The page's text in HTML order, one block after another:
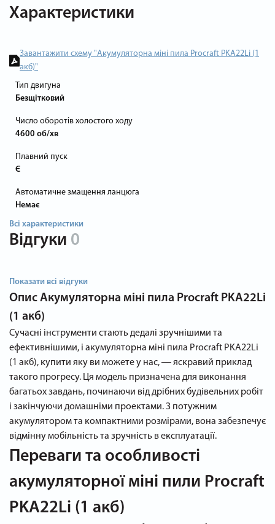
Характеристики
Завантажити схему "Акумуляторна міні пила Procraft PKA22Li (1
акб)"
Тип двигуна
Безщітковий
Число оборотів холостого ходу
4600 об/хв
Плавний пуск
Є
Автоматичне змащення ланцюга
Немає
Всі характеристики
Відгуки 0
Показати всі відгуки
Опис Акумуляторна міні пила Procraft PKA22Li
(1 акб)
Сучасні інструменти стають дедалі зручнішими та
ефективнішими, і акумуляторна міні пила Procraft PKA22Li
(1 акб), купити яку ви можете у нас, ― яскравий приклад
такого прогресу. Ця модель призначена для виконання
багатьох завдань, починаючи від дрібних будівельних робіт
і закінчуючи домашніми проектами. З потужним
акумулятором та компактними розмірами, вона забезпечує
відмінну мобільність та зручність в експлуатації.
Переваги та особливості
акумуляторної міні пили Procraft
PKA22Li (1 акб)